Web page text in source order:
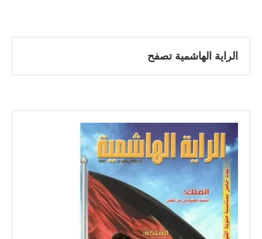
الراية الهاشمية تصفح